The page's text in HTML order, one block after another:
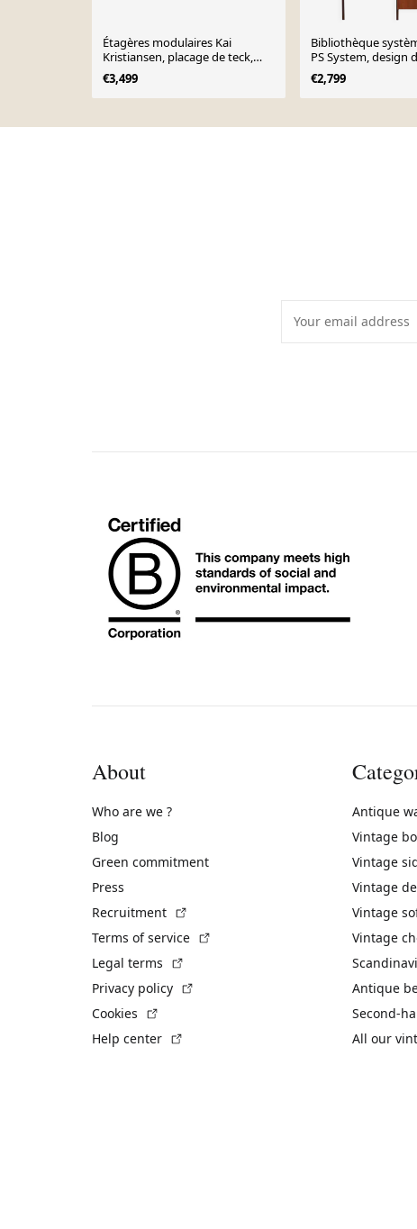
Étagères modulaires Kai
Kristiansen, placage de teck,
design danois des années 1960
€3,499
Bibliothèque
PS System, design
années 1960,
Sore
€2,799
About
Who are we ?
Blog
Green commitment
Press
Recruitment
Terms of service
Legal terms
Privacy policy
Cookies
Help center
Antique
Vintage
Vintage
Vintage
Vintage
Vintage
Antique
Second-
All our